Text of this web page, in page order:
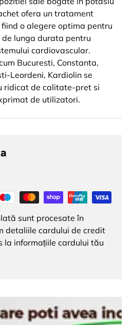
ofera un tratament
o alegere optima pentru
lunga durata pentru
cardiovascular.
Bucuresti, Constanta,
Leordeni, Kardiolin se
ridicat de calitate-pret si
de utilizatori.
sunt procesate în
detaliile cardului de credit
la informațiile cardului tău